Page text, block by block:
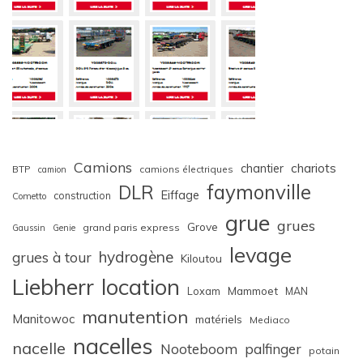
BTP camion Camions camions électriques chantier chariots
Cometto construction DLR Eiffage faymonville
Gaussin Genie grand paris express Grove grue grues
grues à tour hydrogène Kiloutou levage
Liebherr location Loxam Mammoet MAN
Manitowoc manutention matériels Mediaco
nacelle nacelles Nooteboom palfinger potain